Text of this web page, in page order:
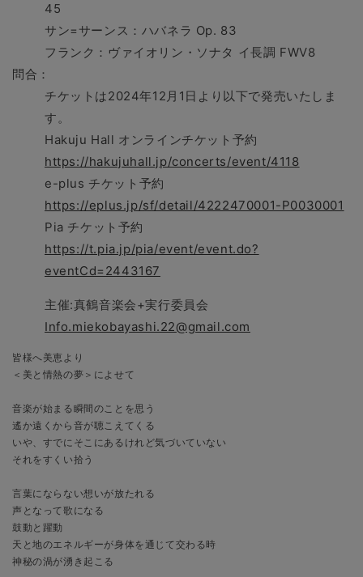
45
サン=サーンス：ハバネラ Op. 83
フランク：ヴァイオリン・ソナタ イ長調 FWV8
問合：
チケットは2024年12月1日より以下で発売いたしま
す。
Hakuju Hall オンラインチケット予約
https://hakujuhall.jp/concerts/event/4118
e-plus チケット予約
https://eplus.jp/sf/detail/4222470001-P0030001
Pia チケット予約
https://t.pia.jp/pia/event/event.do?
eventCd=2443167
主催:真鶴音楽会+実行委員会
Info.miekobayashi.22@gmail.com
皆様へ美恵より
＜美と情熱の夢＞によせて
音楽が始まる瞬間のことを思う
遙か遠くから音が聴こえてくる
いや、すでにそこにあるけれど気づいていない
それをすくい拾う
言葉にならない想いが放たれる
声となって歌になる
鼓動と躍動
天と地のエネルギーが身体を通じて交わる時
神秘の渦が湧き起こる